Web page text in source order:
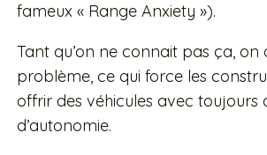
fameux « Range Anxiety »).
Tant qu’on ne connait pas ça, on
problème, ce qui force les
offrir des véhicules avec toujours
d’autonomie.